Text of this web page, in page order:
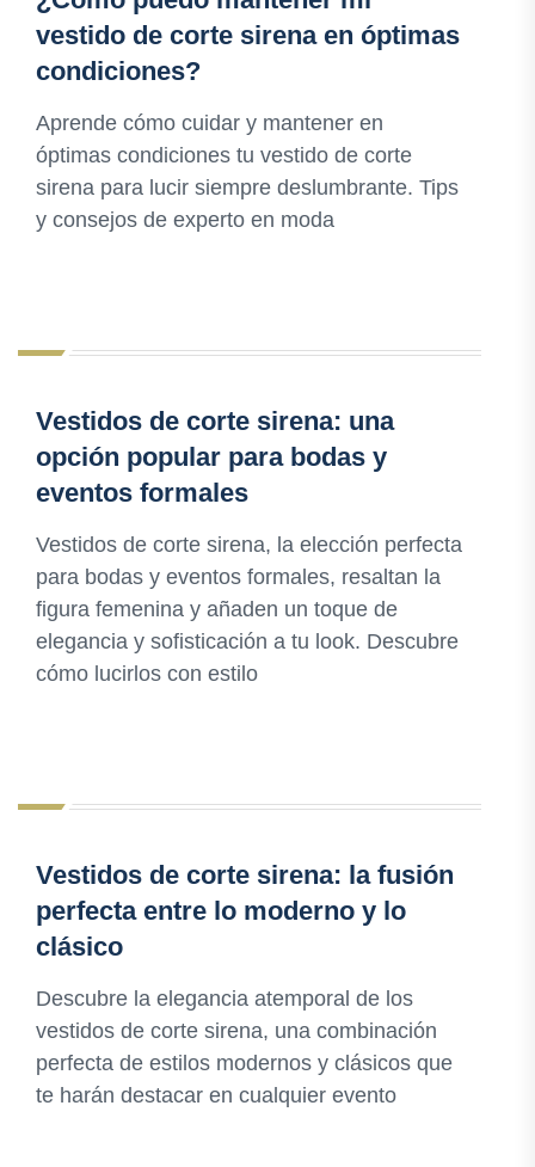
vestido de corte sirena en óptimas
condiciones?
Aprende cómo cuidar y mantener en
óptimas condiciones tu vestido de corte
sirena para lucir siempre deslumbrante. Tips
y consejos de experto en moda
Vestidos de corte sirena: una
opción popular para bodas y
eventos formales
Vestidos de corte sirena, la elección perfecta
para bodas y eventos formales, resaltan la
figura femenina y añaden un toque de
elegancia y sofisticación a tu look. Descubre
cómo lucirlos con estilo
Vestidos de corte sirena: la fusión
perfecta entre lo moderno y lo
clásico
Descubre la elegancia atemporal de los
vestidos de corte sirena, una combinación
perfecta de estilos modernos y clásicos que
te harán destacar en cualquier evento